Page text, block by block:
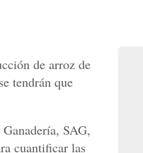
de arroz de
tendrán que
SAG,
cuantificar las